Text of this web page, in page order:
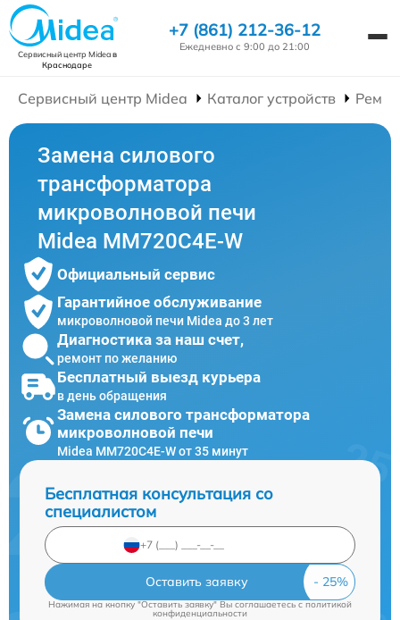
Сервисный центр Mideaв
Краснодаре
+7 (861) 212-36-12
Ежедневно с 9:00 до 21:00
Сервисный центр Midea Каталог устройств
Замена силового
трансформатора
микроволновой печи
Midea MM720C4E-W
Официальный сервис
Гарантийное обслуживание
микроволновой печи Midea до 3 лет
Диагностика за наш счет,
ремонт по желанию
Бесплатный выезд курьера
в день обращения
Замена силового трансформатора
микроволновой печи
Midea MM720C4E-W от 35 минут
Бесплатная консультация со
специалистом
Оставить заявку
Нажимая на кнопку "Оставить заявку" Вы соглашаетесь cполитикой
конфиденциальности